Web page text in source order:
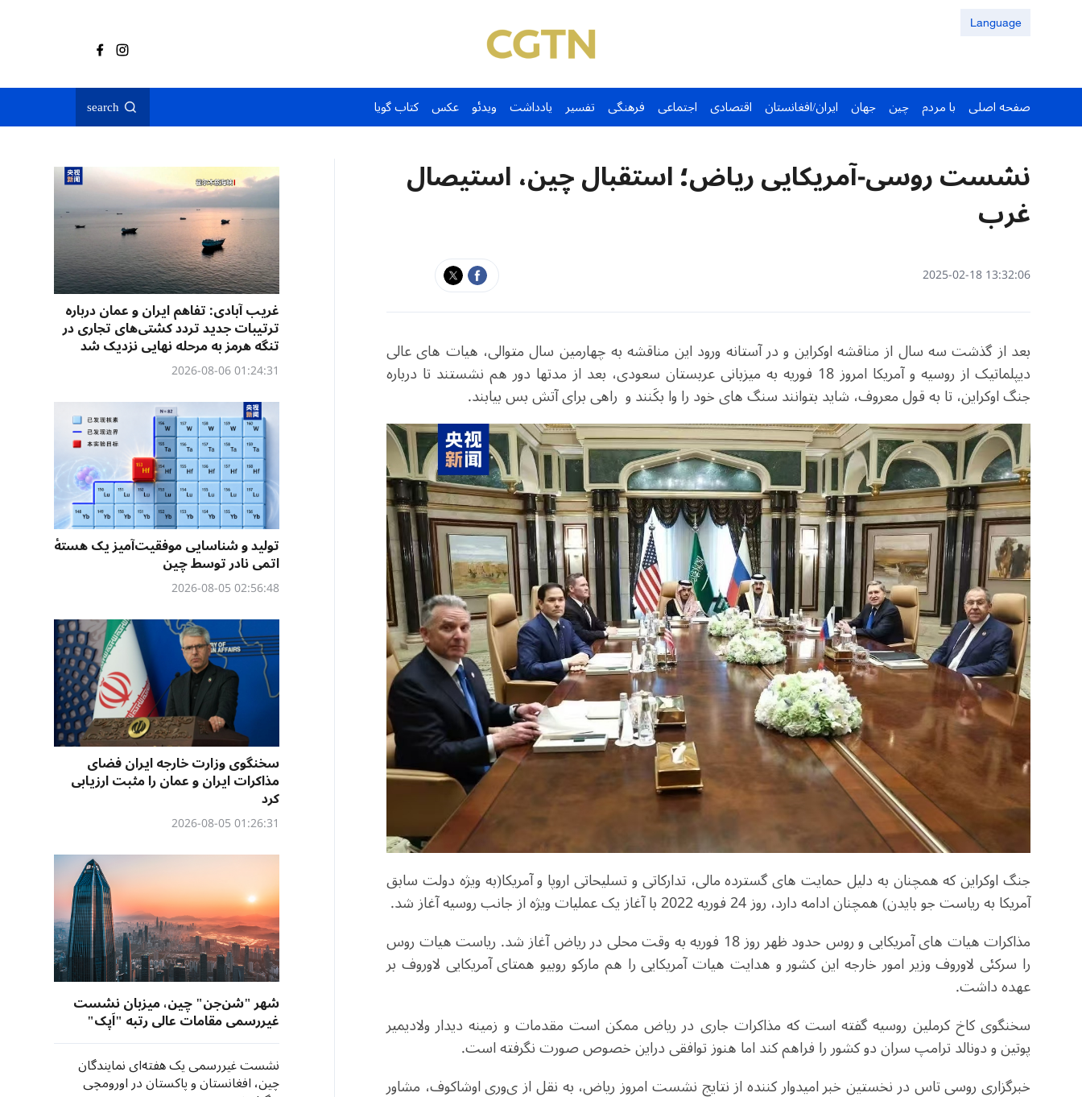
Language
صفحه اصلی با مردم چین جهان ایران/افغانستان اقتصادی اجتماعی فرهنگی تفسیر یادداشت ویدئو عکس کتاب گویا search
نشست روسی-آمریکایی ریاض؛ استقبال چین، استیصال
غرب
13:32:06 2025-02-18
بعد از گذشت سه سال از مناقشه اوکراین و در آستانه ورود این مناقشه به چهارمین سال متوالی، هیات های عالی
دیپلماتیک از روسیه و آمریکا امروز 18 فوریه به میزبانی عربستان سعودی، بعد از مدتها دور هم نشستند تا درباره
جنگ اوکراین، تا به قول معروف، شاید بتوانند سنگ های خود را وا بکَنند و راهی برای آتش بس بیابند.
جنگ اوکراین که همچنان به دلیل حمایت های گسترده مالی، تدارکاتی و تسلیحاتی اروپا و آمریکا(به ویژه دولت سابق
آمریکا به ریاست جو بایدن) همچنان ادامه دارد، روز 24 فوریه 2022 با آغاز یک عملیات ویژه از جانب روسیه آغاز شد.
مذاکرات هیات های آمریکایی و روس حدود ظهر روز 18 فوریه به وقت محلی در ریاض آغاز شد. ریاست هیات روس
را سرکئی لاوروف وزیر امور خارجه این کشور و هدایت هیات آمریکایی را هم مارکو روبیو همتای آمریکایی لاوروف بر
عهده داشت.
سخنگوی کاخ کرملین روسیه گفته است که مذاکرات جاری در ریاض ممکن است مقدمات و زمینه دیدار ولادیمیر
پوتین و دونالد ترامپ سران دو کشور را فراهم کند اما هنوز توافقی دراین خصوص صورت نگرفته است.
خبرگزاریروسیتاسدر نخستین خبر امیدوار کننده از نتایج نشست امروز ریاض، به نقل ازیوریاوشاکوف، مشاور
غریب آبادی: تفاهم ایران و عمان درباره
ترتیبات جدید تردد کشتی‌های تجاری در
تنگه هرمز به مرحله نهایی نزدیک شد
01:24:31 2026-08-06
تولید و شناسایی موفقیت‌آمیز یک هستهٔ
اتمی نادر توسط چین
02:56:48 2026-08-05
سخنگوی وزارت خارجه ایران فضای
مذاکرات ایران و عمان را مثبت ارزیابی
کرد
01:26:31 2026-08-05
شهر "شن‌جن" چین، میزبان نشست
غیررسمی مقامات عالی رتبه "اَپک"
نشست غیررسمی یک هفته‌ای نمایندگان
چین، افغانستان و پاکستان در اورومچی